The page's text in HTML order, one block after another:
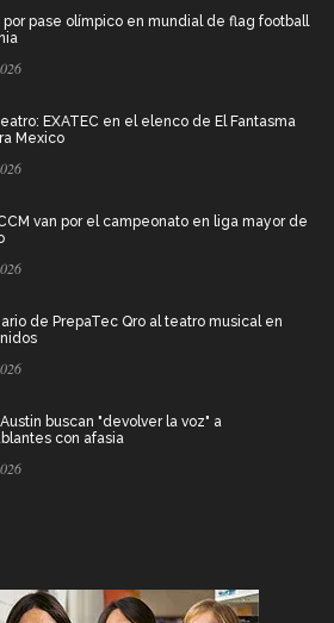
por pase olímpico en mundial de flag football
EXATEC en el elenco de El Fantasma
Mexico
van por el campeonato en liga mayor de
de PrepaTec Qro al teatro musical en
buscan "devolver la voz" a
con afasia